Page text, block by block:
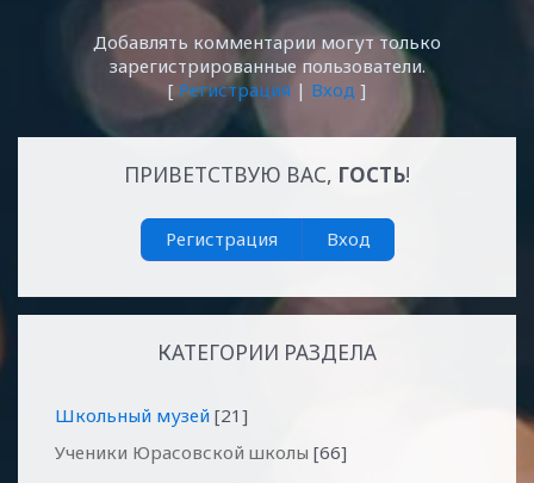
Добавлять комментарии могут только
зарегистрированные пользователи.
[ Регистрация | Вход ]
ПРИВЕТСТВУЮ ВАС, ГОСТЬ!
Регистрация Вход
КАТЕГОРИИ РАЗДЕЛА
Школьный музей [21]
Ученики Юрасовской школы [66]